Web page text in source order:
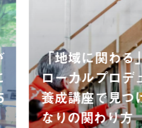
「地域に関わる
ローカルプロデ
養成講座で見つ
なりの関わり方